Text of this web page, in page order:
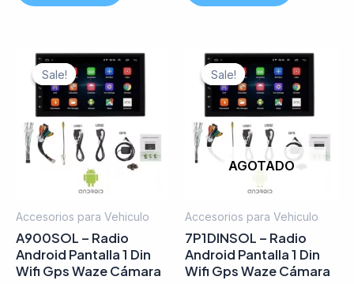
Sale!
Sale!
Accesorios para Vehiculo
A900SOL – Radio
Android Pantalla 1 Din
Wifi Gps Waze Cámara
Sale!
AGOTADO
Sale!
Accesorios para Vehiculo
7P1DINSOL – Radio
Android Pantalla 1 Din
Wifi Gps Waze Cámara